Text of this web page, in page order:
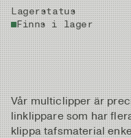
Lagerstatus
Finns i lager
Vår multiclipper är
linklippare som har
klippa tafsmaterial